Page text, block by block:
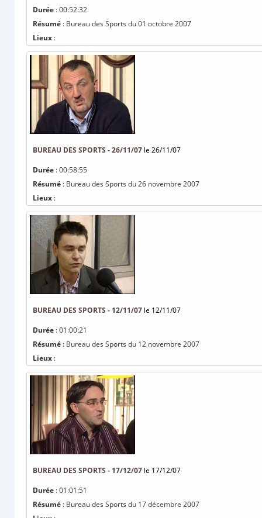
Durée : 00:52:32
Résumé : Bureau des Sports du 01 octobre 2007
Lieux :
BUREAU DES SPORTS - 26/11/07 le 26/11/07
Durée : 00:58:55
Résumé : Bureau des Sports du 26 novembre 2007
Lieux :
BUREAU DES SPORTS - 12/11/07 le 12/11/07
Durée : 01:00:21
Résumé : Bureau des Sports du 12 novembre 2007
Lieux :
BUREAU DES SPORTS - 17/12/07 le 17/12/07
Durée : 01:01:51
Résumé : Bureau des Sports du 17 décembre 2007